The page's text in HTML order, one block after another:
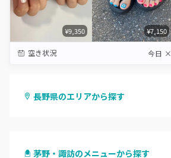
¥9,350 ¥7,150
空き状況 今日 ×
長野県のエリアから探す
茅野・諏訪のメニューから探す